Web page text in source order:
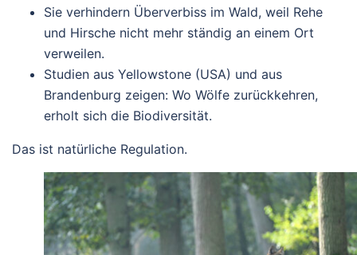
Sie verhindern Überverbiss im Wald, weil Rehe
und Hirsche nicht mehr ständig an einem Ort
verweilen.
Studien aus Yellowstone (USA) und aus
Brandenburg zeigen: Wo Wölfe zurückkehren,
erholt sich die Biodiversität.
Das ist natürliche Regulation.